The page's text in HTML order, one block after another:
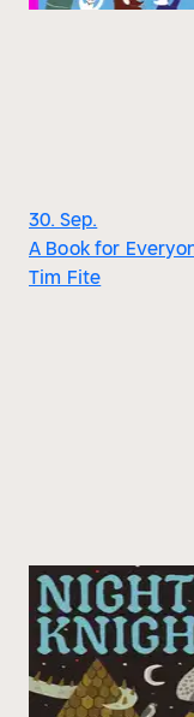
30. Sep.
A Book for
Tim Fite